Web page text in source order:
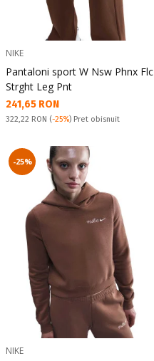
NIKE
Pantaloni sport W Nsw Phnx Flc
Strght Leg Pnt
Текуща цена:
241,65 RON
Pret obisnuit:
322,22 RON (-25%) Pret obisnuit
-25%
NIKE